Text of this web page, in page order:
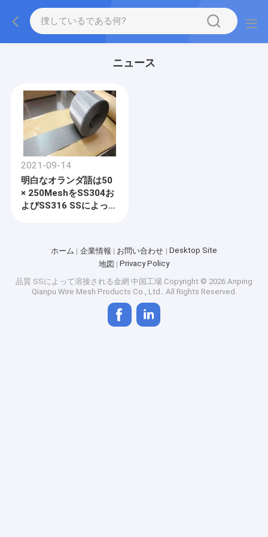
ニュース
2021-09-14
明白なオランダ語は50
× 250MeshをSS304お
よびSS316 SSによって
ホーム 企業情報 お問い合わせ
Desktop Site
地図
Privacy Policy
品質 SSによって溶接される金網 中国工場.Copyright © 2026 Anping
Qianpu Wire Mesh Products Co., Ltd.. All Rights Reserved.